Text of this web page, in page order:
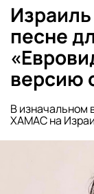
песне
версию
В изначальном
ХАМАС на